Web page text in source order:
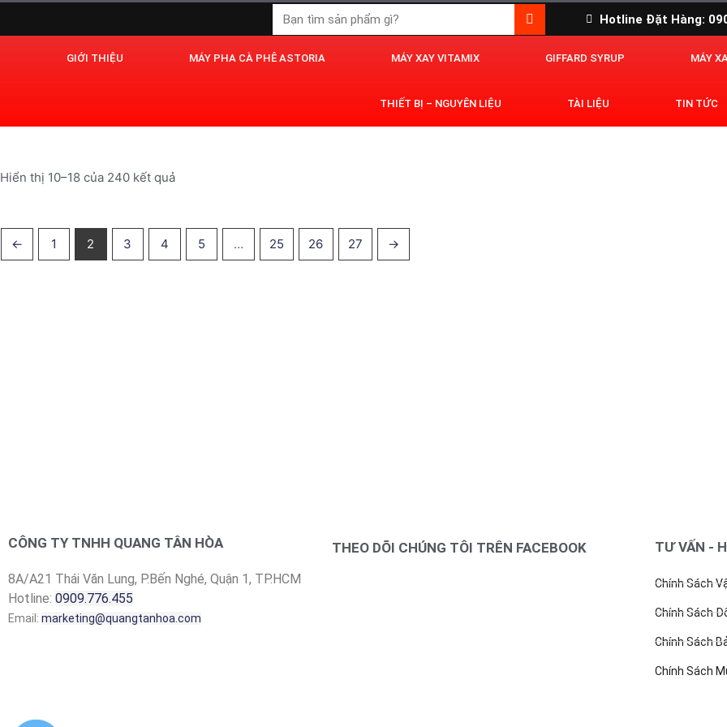
Tìm
kiếm
Hotline Đặt Hàng:
GIỚI THIỆU MÁY PHA CÀ PHÊ ASTORIA MÁY XAY VITAMIX GIFFARD SYRUP MÁY
THIẾT BỊ – NGUYÊN LIỆU TÀI LIỆU TIN TỨC
Hiển thị 10–18 của 240 kết quả
← 1 2 3 4 5 … 25 26 27 →
CÔNG TY TNHH QUANG TÂN HÒA
8A/A21 Thái Văn Lung, P.Bến Nghé, Quận 1, TP.HCM
Hotline: 0909.776.455
Email: marketing@quangtanhoa.com
THEO DÕI CHÚNG TÔI TRÊN FACEBOOK TƯ VẤN -
Chính Sách
Chính Sách
Chính Sách
Chính Sách